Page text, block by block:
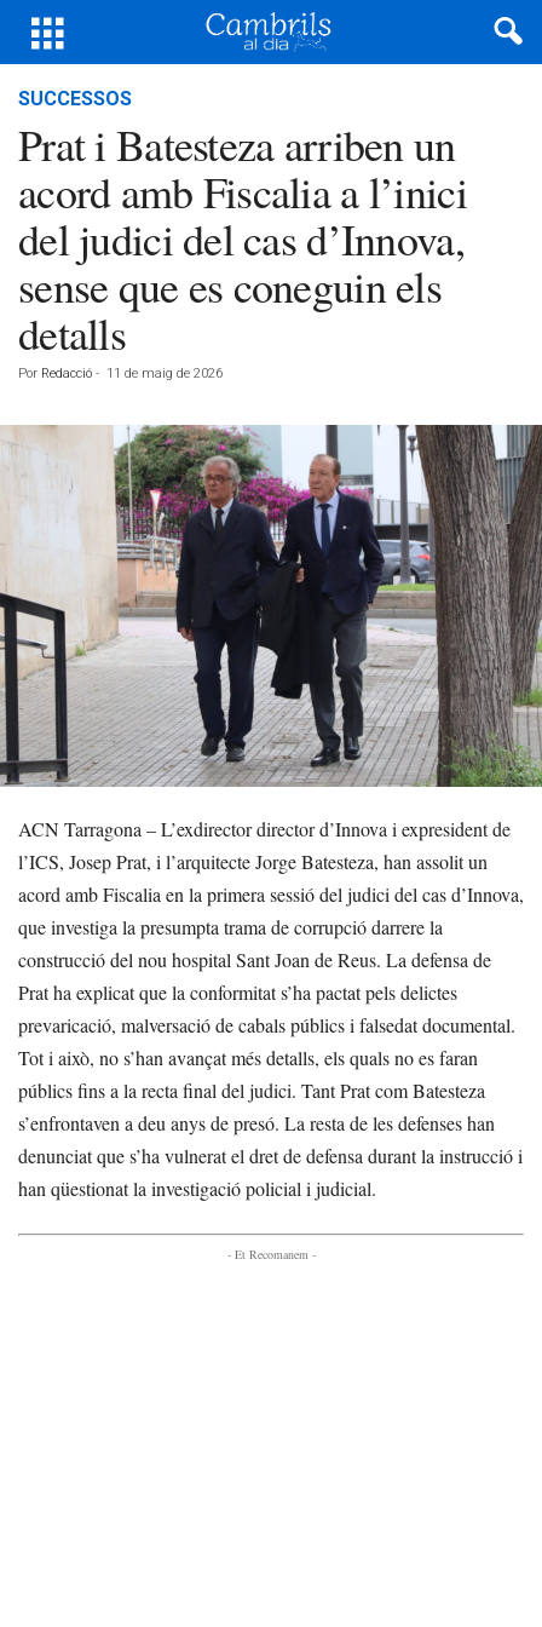
SUCCESSOS
Prat i Batesteza arriben un
acord amb Fiscalia a l’inici
del judici del cas d’Innova,
sense que es coneguin els
detalls
Por Redacció - 11 de maig de 2026
ACN Tarragona – L’exdirector director d’Innova i expresident de
l’ICS, Josep Prat, i l’arquitecte Jorge Batesteza, han assolit un
acord amb Fiscalia en la primera sessió del judici del cas d’Innova,
que investiga la presumpta trama de corrupció darrere la
construcció del nou hospital Sant Joan de Reus. La defensa de
Prat ha explicat que la conformitat s’ha pactat pels delictes
prevaricació, malversació de cabals públics i falsedat documental.
Tot i això, no s’han avançat més detalls, els quals no es faran
públics fins a la recta final del judici. Tant Prat com Batesteza
s’enfrontaven a deu anys de presó. La resta de les defenses han
denunciat que s’ha vulnerat el dret de defensa durant la instrucció i
han qüestionat la investigació policial i judicial.
- Et Recomanem -